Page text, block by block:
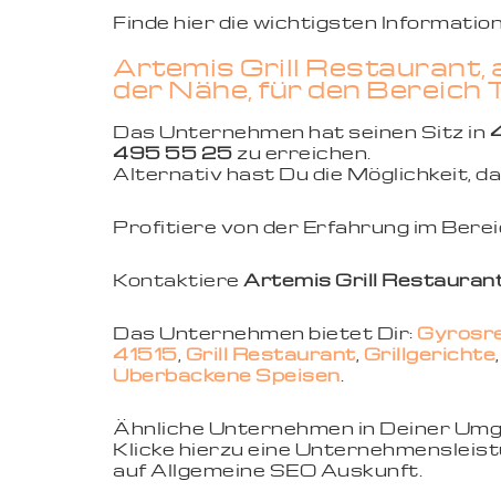
Finde hier die wichtigsten
Artemis Grill Restaurant,
der Nähe, für den Bereich
Das Unternehmen hat seinen Sitz in
495 55 25 zu erreichen.
Alternativ hast Du die Möglichkeit,
Profitiere von der Erfahrung im
Kontaktiere Artemis Grill
Das Unternehmen bietet Dir:
41515, Grill Restaurant, Grillgerichte,
Überbackene Speisen.
Ähnliche Unternehmen in Deiner
Klicke hierzu eine
auf Allgemeine SEO Auskunft.